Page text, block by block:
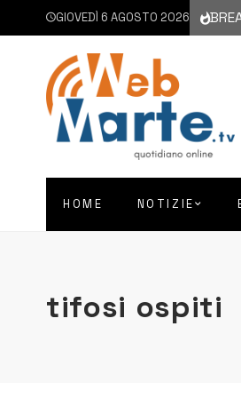
GIOVEDÌ 6 AGOSTO 20266 AGOSTO
HOME NOTIZIE
tifosi ospiti